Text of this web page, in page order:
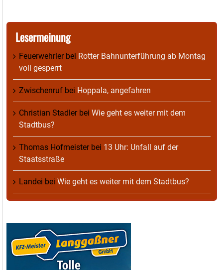
Lesermeinung
Feuerwehrlerbei Rotter Bahnunterführung ab Montag
voll gesperrt
Zwischenruf bei Hoppala, angefahren
Christian Stadlerbei Wie geht es weiter mit dem
Stadtbus?
Thomas Hofmeisterbei 13 Uhr: Unfall auf der
Staatsstraße
Landei bei Wie geht es weiter mit dem Stadtbus?